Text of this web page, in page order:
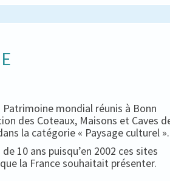
mondial réunis à Bonn
des Coteaux, Maisons et Caves
la catégorie « Paysage culturel ».
10 ans puisqu’en 2002 ces sites
la France souhaitait présenter.